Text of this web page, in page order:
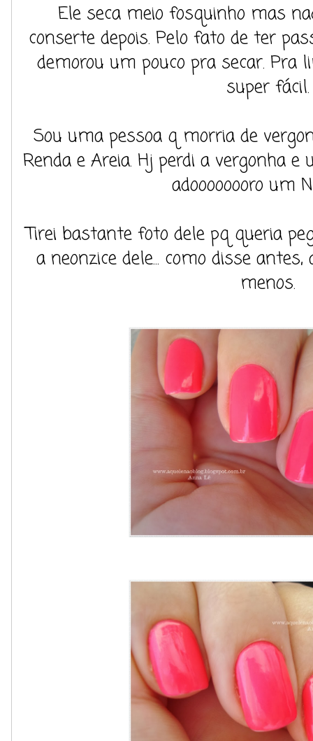
Ele seca meio fosquinho mas
conserte depois. Pelo fato de ter
demorou um pouco pra secar. Pra
super fácil.
Sou uma pessoa q morria de
Renda e Areia. Hj perdi a vergonha e
adoooooooro um
Tirei bastante foto dele pq queria
a neonzice dele... como disse
menos.